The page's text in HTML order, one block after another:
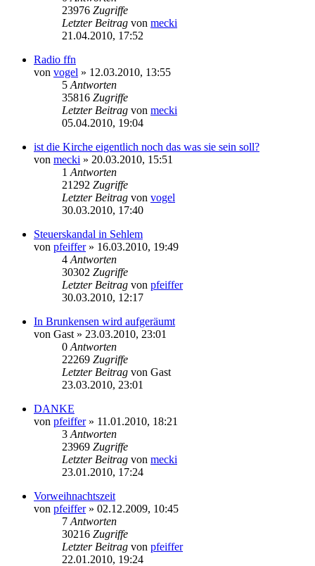
23976 Zugriffe
Letzter Beitrag von mecki
21.04.2010, 17:52
Radio ffn
von vogel » 12.03.2010, 13:55
5 Antworten
35816 Zugriffe
Letzter Beitrag von mecki
05.04.2010, 19:04
ist die Kirche eigentlich noch das was sie sein soll?
von mecki » 20.03.2010, 15:51
1 Antworten
21292 Zugriffe
Letzter Beitrag von vogel
30.03.2010, 17:40
Steuerskandal in Sehlem
von pfeiffer» 16.03.2010, 19:49
4 Antworten
30302 Zugriffe
Letzter Beitrag von pfeiffer
30.03.2010, 12:17
In Brunkensen wird aufgeräumt
von Gast » 23.03.2010, 23:01
0 Antworten
22269 Zugriffe
Letzter Beitrag von Gast
23.03.2010, 23:01
DANKE
von pfeiffer» 11.01.2010, 18:21
3 Antworten
23969 Zugriffe
Letzter Beitrag von mecki
23.01.2010, 17:24
Vorweihnachtszeit
von pfeiffer» 02.12.2009, 10:45
7 Antworten
30216 Zugriffe
Letzter Beitrag von pfeiffer
22.01.2010, 19:24